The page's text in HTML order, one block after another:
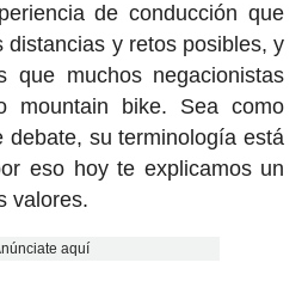
de conducción que
distancias y retos posibles, y
que muchos negacionistas
mountain bike. Sea como
debate, su terminología está
eso hoy te explicamos un
valores.
aquí